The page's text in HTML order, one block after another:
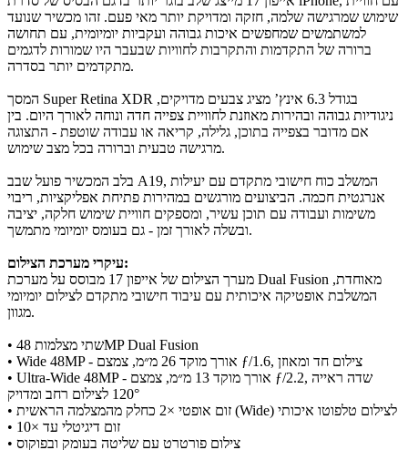
שימוש שמרגישה שלמה, חזקה ומדויקת יותר מאי פעם. זהו מכשיר שנועד
למשתמשים שמחפשים איכות גבוהה ועקביות יומיומית, עם תחושה
ברורה של התקדמות והתקרבות לחוויות שבעבר היו שמורות לדגמים
מתקדמים יותר בסדרה.
המסך Super Retina XDR בגודל 6.3 אינץ’ מציג צבעים מדויקים,
ניגודיות גבוהה ובהירות מאוזנת לחוויית צפייה חדה ונוחה לאורך היום. בין
אם מדובר בצפייה בתוכן, גלילה, קריאה או עבודה שוטפת - התצוגה
מרגישה טבעית וברורה בכל מצב שימוש.
בלב המכשיר פועל שבב A19, המשלב כוח חישובי מתקדם עם יעילות
אנרגטית חכמה. הביצועים מורגשים במהירות פתיחת אפליקציות, ריבוי
משימות ועבודה עם תוכן עשיר, ומספקים חוויית שימוש חלקה, יציבה
ובשלה לאורך זמן - גם בעומס יומיומי מתמשך.
עיקרי מערכת הצילום:
מערך הצילום של אייפון 17 מבוסס על מערכת Dual Fusion מאוחדת,
המשלבת אופטיקה איכותית עם עיבוד חישובי מתקדם לצילום יומיומי
מגוון.
• שתי מצלמות 48MP Dual Fusion
• Wide 48MP - אורך מוקד 26 מ״מ, צמצם ƒ/1.6, צילום חד ומאוזן
• Ultra-Wide 48MP - אורך מוקד 13 מ״מ, צמצם ƒ/2.2, שדה ראייה
120° לצילום רחב ומדויק
• זום אופטי ×2 כחלק מהמצלמה הראשית (Wide) לצילום טלפוטו איכותי
• זום דיגיטלי עד ×10
• צילום פורטרט עם שליטה בעומק ובפוקוס